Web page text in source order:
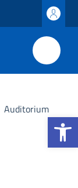
Auditorium Apri la